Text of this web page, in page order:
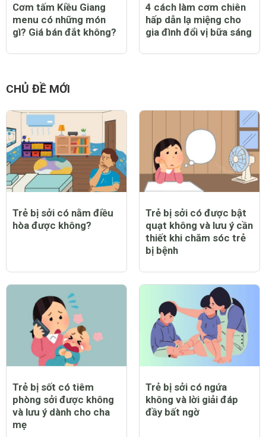
Cơm tấm Kiều Giang
menu có những món
gì? Giá bán đắt không?
4 cách làm cơm chiên
hấp dẫn lạ miệng cho
gia đình đổi vị bữa sáng
CHỦ ĐỀ MỚI
Trẻ bị sởi có nằm điều
hòa được không?
Trẻ bị sởi có được bật
quạt không và lưu ý cần
thiết khi chăm sóc trẻ
bị bệnh
Trẻ bị sốt có tiêm
phòng sởi được không
và lưu ý dành cho cha
mẹ
Trẻ bị sởi có ngứa
không và lời giải đáp
đầy bất ngờ